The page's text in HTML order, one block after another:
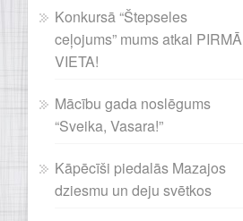
Konkursā “Štepseles
ceļojums” mums atkal PIRMĀ
VIETA!
Mācību gada noslēgums
“Sveika, Vasara!”
Kāpēcīši piedalās Mazajos
dziesmu un deju svētkos